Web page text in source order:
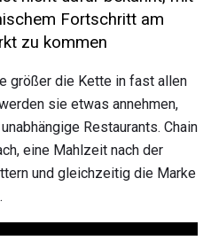
Fortschritt am
zu kommen
größer die Kette in fast allen
sie etwas annehmen,
Restaurants. Chain
eine Mahlzeit nach der
und gleichzeitig die Marke